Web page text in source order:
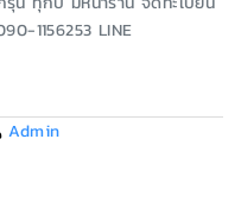
1156253 LINE
Admin